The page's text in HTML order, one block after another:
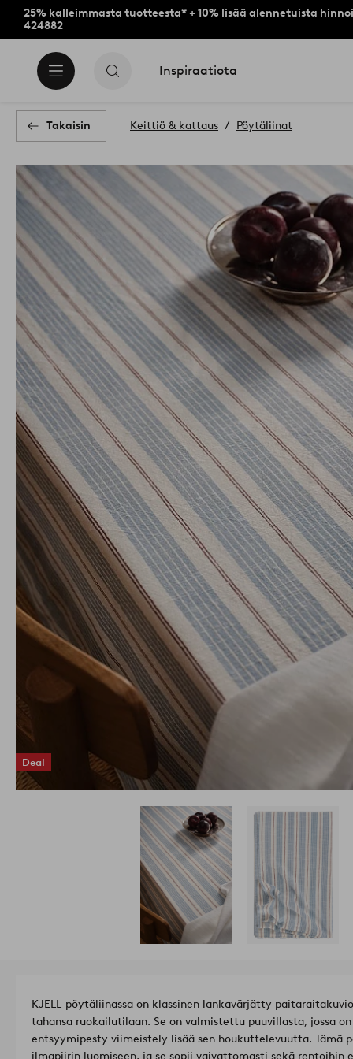
25% kalleimmasta tuotteesta* + 10% lisää alennetuista
424882
Inspiraatiota
Takaisin Keittiö & kattaus Pöytäliinat
Deal
KJELL-pöytäliinassa on klassinen lankavärjätty
tahansa ruokailutilaan. Se on valmistettu puuvillasta, jossa
entsyymipesty viimeistely lisää sen houkuttelevuutta. Tämä
ilmapiirin luomiseen, ja se sopii vaivattomasti sekä rentoihin